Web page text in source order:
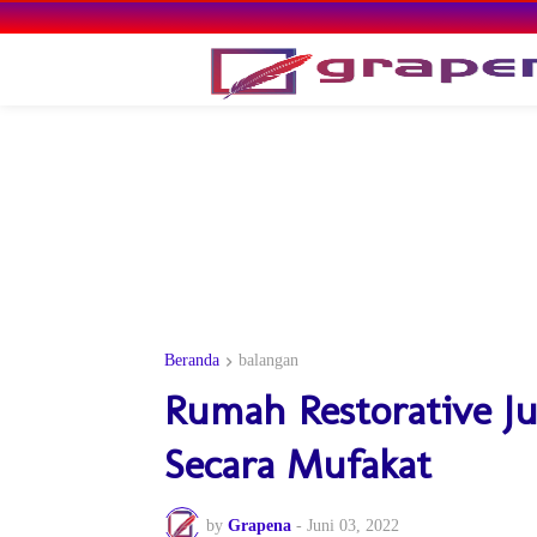
Beranda balangan
Rumah Restorative
Secara Mufakat
by Grapena - Juni 03, 2022